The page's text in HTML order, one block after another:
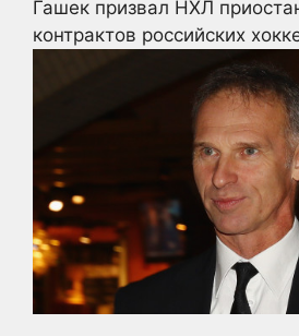
Гашек призвал НХЛ
контрактов российских